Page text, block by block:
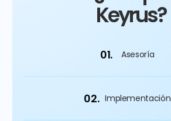
Keyrus?
01. Asesoría
02. Implementación